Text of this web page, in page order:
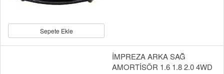
Sepete Ekle
İMPREZA ARKA SAĞ
AMORTİSÖR 1.6 1.8 2.0 4WD